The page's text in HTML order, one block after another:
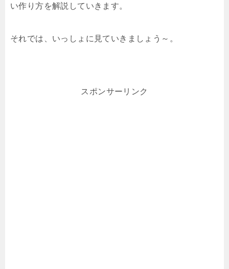
い作り方を解説していきます。
それでは、いっしょに見ていきましょう～。
スポンサーリンク